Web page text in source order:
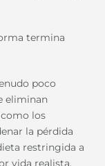
termina
poco
eliminan
los
la pérdida
restringida a
vida realista.